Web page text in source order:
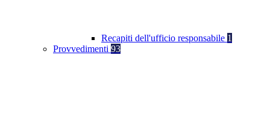
Recapiti dell'ufficio responsabile 1
Provvedimenti 93